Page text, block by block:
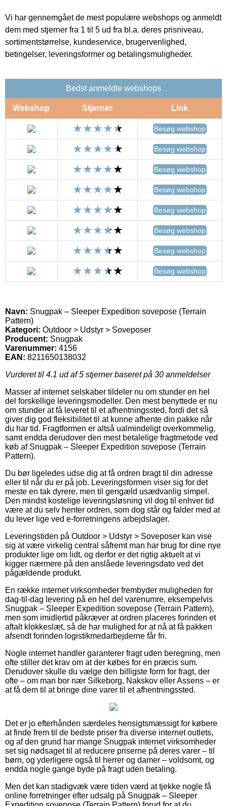
Vi har gennemgået de mest populære webshops og anmeldt
dem med stjerner fra 1 til 5 ud fra bl.a. deres prisniveau,
sortimentstørrelse, kundeservice, brugervenlighed,
betingelser, leveringsformer og betalingsmuligheder.
Bedst anmeldte webshops
Webshop Stjerner Link
Besøg webshop
Besøg webshop
Besøg webshop
Besøg webshop
Besøg webshop
Besøg webshop
Besøg webshop
Besøg webshop
Navn: Snugpak – Sleeper Expedition sovepose (Terrain
Pattern)
Kategori: Outdoor > Udstyr > Soveposer
Producent: Snugpak
Varenummer: 4156
EAN: 8211650138032
Vurderet til 4.1 ud af 5 stjerner baseret på 30 anmeldelser
Masser af internet selskaber tildeler nu om stunder en hel
del forskellige leveringsmodeller. Den mest benyttede er nu
om stunder at få leveret til et afhentningssted, fordi det så
giver dig god fleksibilitet til at kunne afhente din pakke når
du har tid. Fragtformen er altså ualmindeligt overkommelig,
samt endda derudover den mest betalelige fragtmetode ved
køb af Snugpak – Sleeper Expedition sovepose (Terrain
Pattern).
Du bør ligeledes udse dig at få ordren bragt til din adresse
eller til når du er på job. Leveringsformen viser sig for det
meste en tak dyrere, men til gengæld usædvanlig simpel.
Den mindst kostelige leveringsløsning vil dog til enhver tid
være at du selv henter ordren, som dog står og falder med at
du lever lige ved e-forretningens arbejdslager.
Leveringstiden på Outdoor > Udstyr > Soveposer kan vise
sig at være virkelig central såfremt man har brug for dine nye
produkter lige om lidt, og derfor er det rigtig aktuelt at vi
kigger nærmere på den anslåede leveringsdato ved det
pågældende produkt.
En række internet virksomheder frembyder muligheden for
dag-til-dag levering på en hel del varenumre, eksempelvis
Snugpak – Sleeper Expedition sovepose (Terrain Pattern),
men som imidlertid påkræver at ordren placeres forinden et
aftalt klokkeslæt, så de har mulighed for at nå at få pakken
afsendt forinden logistikmedarbejderne får fri.
Nogle internet handler garanterer fragt uden beregning, men
ofte stiller det krav om at der købes for en præcis sum.
Derudover skulle du vælge den billigste form for fragt, der
ofte – om man bor nær Silkeborg, Nakskov eller Assens – er
at få dem til at bringe dine varer til et afhentningssted.
Det er jo efterhånden særdeles hensigtsmæssigt for købere
at finde frem til de bedste priser fra diverse internet outlets,
og af den grund har mange Snugpak internet virksomheder
set sig nødsaget til at reducere priserne på deres varer – til
børn, og yderligere også til herrer og damer – voldsomt, og
endda nogle gange byde på fragt uden betaling.
Men det kan stadigvæk være tiden værd at tjekke nogle få
online forretninger efter udsalg på Snugpak – Sleeper